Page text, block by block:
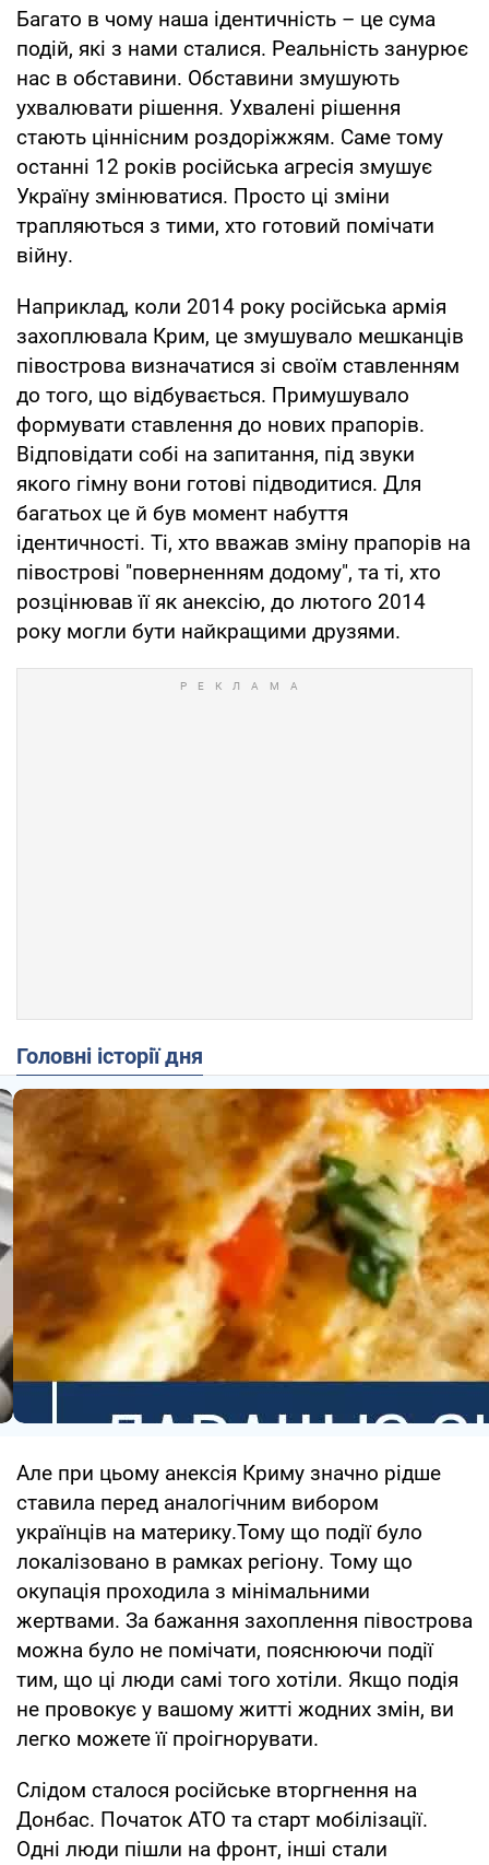
Багато в чому наша ідентичність – це сума
подій, які з нами сталися. Реальність занурює
нас в обставини. Обставини змушують
ухвалювати рішення. Ухвалені рішення
стають ціннісним роздоріжжям. Саме тому
останні 12 років російська агресія змушує
Україну змінюватися. Просто ці зміни
трапляються з тими, хто готовий помічати
війну.
Наприклад, коли 2014 року російська армія
захоплювала Крим, це змушувало мешканців
півострова визначатися зі своїм ставленням
до того, що відбувається. Примушувало
формувати ставлення до нових прапорів.
Відповідати собі на запитання, під звуки
якого гімну вони готові підводитися. Для
багатьох це й був момент набуття
ідентичності. Ті, хто вважав зміну прапорів на
півострові "поверненням додому", та ті, хто
розцінював її як анексію, до лютого 2014
року могли бути найкращими друзями.
Головні історії дня
Але при цьому анексія Криму значно рідше
ставила перед аналогічним вибором
українців на материку.Тому що події було
локалізовано в рамках регіону. Тому що
окупація проходила з мінімальними
жертвами. За бажання захоплення півострова
можна було не помічати, пояснюючи події
тим, що ці люди самі того хотіли. Якщо подія
не провокує у вашому житті жодних змін, ви
легко можете її проігнорувати.
Слідом сталося російське вторгнення на
Донбас. Початок АТО та старт мобілізації.
Одні люди пішли на фронт, інші стали